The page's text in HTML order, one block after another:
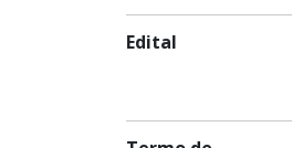
Edital